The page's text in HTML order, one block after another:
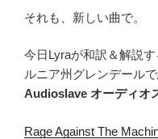
それも、新しい曲で。
今日Lyraが和訳＆解説
ルニア州グレンデール
Audioslave オーディオ
Rage Against The